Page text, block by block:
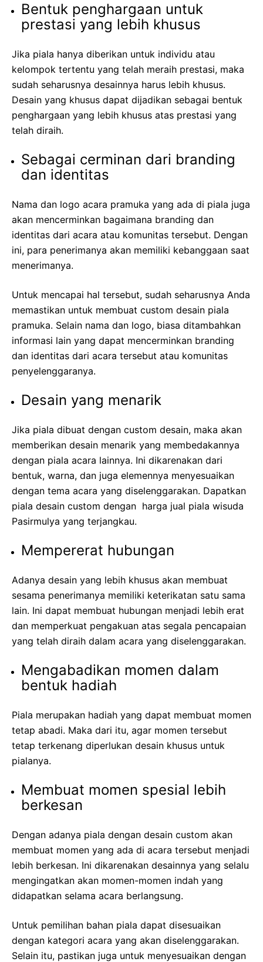
Bentuk penghargaan untuk
prestasi yang lebih khusus
Jika piala hanya diberikan untuk individu atau
kelompok tertentu yang telah meraih prestasi, maka
sudah seharusnya desainnya harus lebih khusus.
Desain yang khusus dapat dijadikan sebagai bentuk
penghargaan yang lebih khusus atas prestasi yang
telah diraih.
Sebagai cerminan dari branding
dan identitas
Nama dan logo acara pramuka yang ada di piala juga
akan mencerminkan bagaimana branding dan
identitas dari acara atau komunitas tersebut. Dengan
ini, para penerimanya akan memiliki kebanggaan saat
menerimanya.
Untuk mencapai hal tersebut, sudah seharusnya Anda
memastikan untuk membuat custom desain piala
pramuka. Selain nama dan logo, biasa ditambahkan
informasi lain yang dapat mencerminkan branding
dan identitas dari acara tersebut atau komunitas
penyelenggaranya.
Desain yang menarik
Jika piala dibuat dengan custom desain, maka akan
memberikan desain menarik yang membedakannya
dengan piala acara lainnya. Ini dikarenakan dari
bentuk, warna, dan juga elemennya menyesuaikan
dengan tema acara yang diselenggarakan. Dapatkan
piala desain custom dengan harga jual piala wisuda
Pasirmulya yang terjangkau.
Mempererat hubungan
Adanya desain yang lebih khusus akan membuat
sesama penerimanya memiliki keterikatan satu sama
lain. Ini dapat membuat hubungan menjadi lebih erat
dan memperkuat pengakuan atas segala pencapaian
yang telah diraih dalam acara yang diselenggarakan.
Mengabadikan momen dalam
bentuk hadiah
Piala merupakan hadiah yang dapat membuat momen
tetap abadi. Maka dari itu, agar momen tersebut
tetap terkenang diperlukan desain khusus untuk
pialanya.
Membuat momen spesial lebih
berkesan
Dengan adanya piala dengan desain custom akan
membuat momen yang ada di acara tersebut menjadi
lebih berkesan. Ini dikarenakan desainnya yang selalu
mengingatkan akan momen-momen indah yang
didapatkan selama acara berlangsung.
Untuk pemilihan bahan piala dapat disesuaikan
dengan kategori acara yang akan diselenggarakan.
Selain itu, pastikan juga untuk menyesuaikan dengan